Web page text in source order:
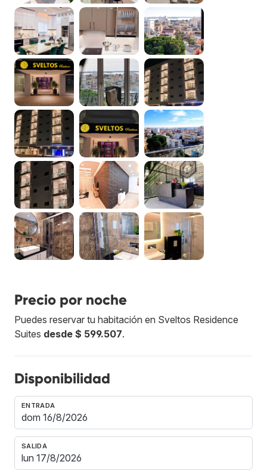
Precio por noche
Puedes reservar tu habitación en Sveltos Residence
Suites desde $ 599.507.
Disponibilidad
ENTRADA
SALIDA